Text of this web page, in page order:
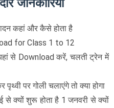
जानकारियां
कहां और कैसे होता है
for Class 1 to 12
से Download करें, चलती ट्रेन में
पर गोली चलाएंगे तो क्या होगा
से क्यों शुरू होता है 1 जनवरी से क्यों